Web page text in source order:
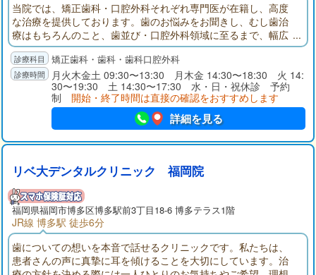
当院では、矯正歯科・口腔外科それぞれ専門医が在籍し、高度
な治療を提供しております。歯のお悩みをお聞きし、むし歯治
療はもちろんのこと、歯並び・口腔外科領域に至るまで、幅広
く患者様のお悩みに寄り添い、口腔内の総合治療を行います。
まずは、お気軽にご相談くださいませ。
矯正歯科・歯科・歯科口腔外科
月火木金土 09:30〜13:30 月木金 14:30〜18:30 火 14:
30〜19:30 土 14:30〜17:30 水・日・祝休診 予約
制 開始・終了時間は直接の確認をおすすめします
詳細を見る
リベ大デンタルクリニック 福岡院
福岡県福岡市博多区博多駅前3丁目18-6 博多テラス1階
JR線 博多駅 徒歩6分
歯についての想いを本音で話せるクリニックです。私たちは、
患者さんの声に真摯に耳を傾けることを大切にしています。治